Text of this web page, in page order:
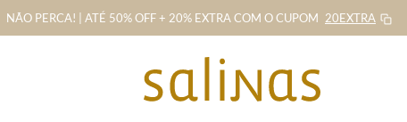
NÃO PERCA! | ATÉ 50% OFF + 20% EXTRA COM O CUPOM 20EXTRA